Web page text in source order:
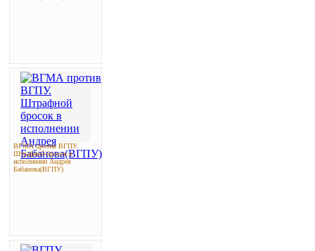
ВГМА против ВГПУ.
Штрафной бросок в
исполнении Андрея
Бабанова(ВГПУ)